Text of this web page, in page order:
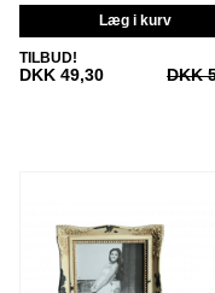
Læg i kurv
TILBUD!
DKK 49,30 DKK